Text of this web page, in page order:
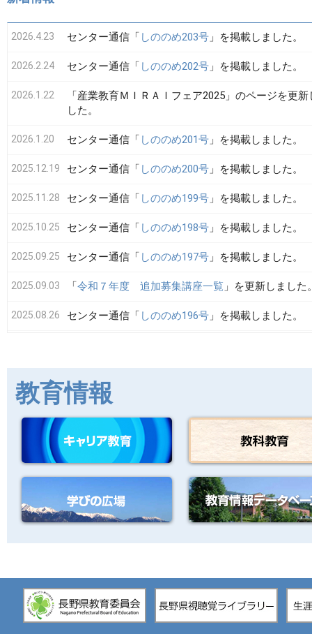
2026.4.23 センター通信「 しののめ203号」を掲載しました。
2026.2.24 センター通信「 しののめ202号」を掲載しました。
2026.1.22
「産業教育ＭＩＲＡＩフェア2025」のページを更新
した。
2026.1.20 センター通信「 しののめ201号」を掲載しました。
2025.12.19 センター通信「 しののめ200号」を掲載しました。
2025.11.28 センター通信「 しののめ199号」を掲載しました。
2025.10.25 センター通信「 しののめ198号」を掲載しました。
2025.09.25 センター通信「 しののめ197号」を掲載しました。
2025.09.03 「令和７年度 追加募集講座一覧 」を更新しました
2025.08.26 センター通信「 しののめ196号」を掲載しました。
2025.07.02 「令和７年度 追加募集講座一覧(７月２日現在）)
新しました。
2025.06.20 センター通信「 しののめ194号 」を掲載しました。
2025.06.02 「令和７年度 追加募集講座一覧」を更新しました
2025.05.19 「令和７年度 追加募集講座一覧」を掲載しました
2025.04.09
更のお知らせ」を追加しました。
教育情報